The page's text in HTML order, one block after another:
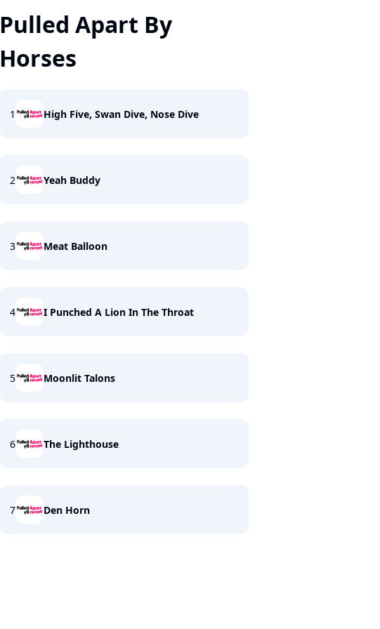
Pulled Apart By
Horses
1 High Five, Swan Dive, Nose Dive
2 Yeah Buddy
3 Meat Balloon
4 I Punched A Lion In The Throat
5 Moonlit Talons
6 The Lighthouse
7 Den Horn